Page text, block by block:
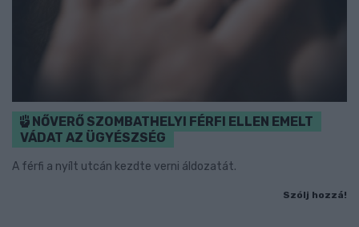
NŐVERŐ SZOMBATHELYI FÉRFI ELLEN EMELT
VÁDAT AZ ÜGYÉSZSÉG
A férfi a nyílt utcán kezdte verni áldozatát.
Szólj hozzá!